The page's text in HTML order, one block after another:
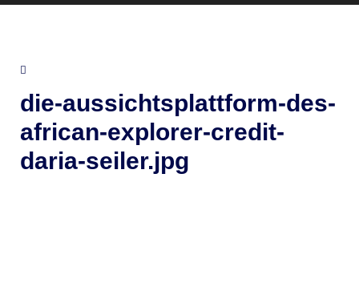
die-aussichtsplattform-des-
african-explorer-credit-
daria-seiler.jpg